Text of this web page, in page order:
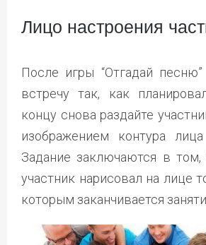
Лицо настроения
После игры “Отгадай
встречу так, как
концу снова раздайте
изображением контура
Задание заключаются в
участник нарисовал на лице
которым заканчивается